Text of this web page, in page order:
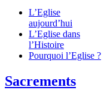
L’Eglise
aujourd’hui
L’Eglise dans
l’Histoire
Pourquoi l’Eglise ?
Sacrements